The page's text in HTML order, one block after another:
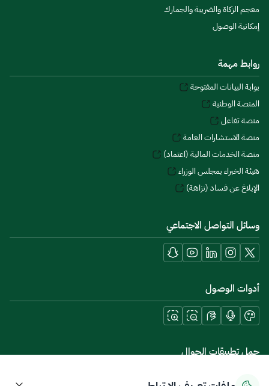
معجم الزكاة والضريبة والجمارك
إمكانية الوصول
روابط مهمة
بوابة البيانات المفتوحة
المنصة الوطنية
منصة تفاعل
منصة الاستشارات العامة
منصة الخدمات المالية (اعتماد)
هيئة الخبراء بمجلس الوزراء
الإبلاغ عن فساد (نزاهة)
وسائل التواصل الاجتماعي
أدوات الوصول
حمل تطبيقات الجوال